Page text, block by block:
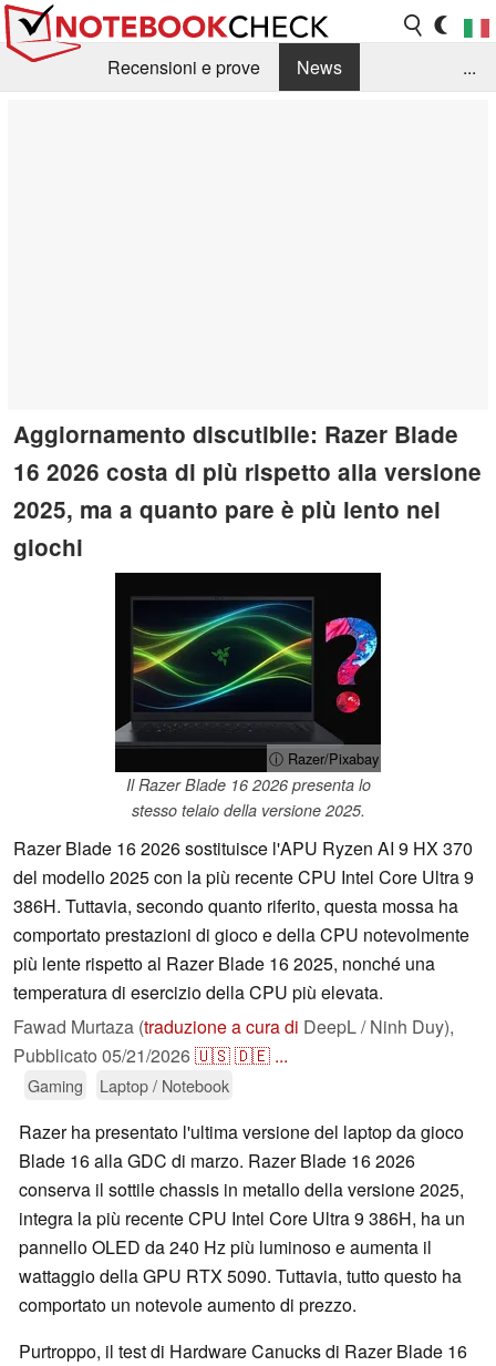
Recensioni e prove
News
...
Aggiornamento discutibile: Razer Blade
16 2026 costa di più rispetto alla versione
2025, ma a quanto pare è più lento nei
giochi
ⓘ Razer/Pixabay
Il Razer Blade 16 2026 presenta lo
stesso telaio della versione 2025.
Razer Blade 16 2026 sostituisce l'APU Ryzen AI 9 HX 370
del modello 2025 con la più recente CPU Intel Core Ultra 9
386H. Tuttavia, secondo quanto riferito, questa mossa ha
comportato prestazioni di gioco e della CPU notevolmente
più lente rispetto al Razer Blade 16 2025, nonché una
temperatura di esercizio della CPU più elevata.
Fawad Murtaza (traduzione a cura di DeepL / Ninh Duy),
Pubblicato 05/21/2026🇺🇸🇩🇪 ...
Gaming Laptop / Notebook
Razer ha presentato l'ultima versione del laptop da gioco
Blade 16 alla GDC di marzo. Razer Blade 16 2026
conserva il sottile chassis in metallo della versione 2025,
integra la più recente CPU Intel Core Ultra 9 386H, ha un
pannello OLED da 240 Hz più luminoso e aumenta il
wattaggio della GPU RTX 5090. Tuttavia, tutto questo ha
comportato un notevole aumento di prezzo.
Purtroppo, il test di Hardware Canucks di Razer Blade 16